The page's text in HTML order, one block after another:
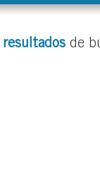
resultados de